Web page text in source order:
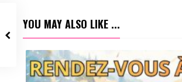
YOU MAY ALSO LIKE ...